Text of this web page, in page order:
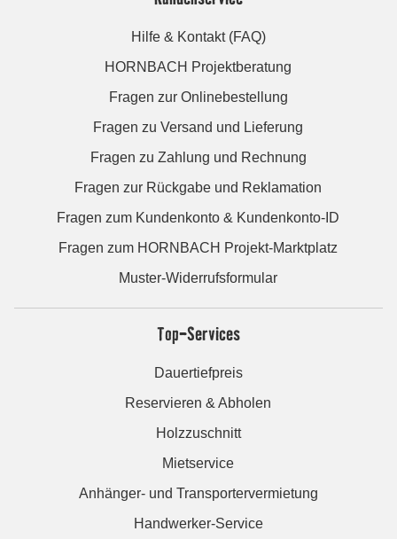
Hilfe & Kontakt (FAQ)
HORNBACH Projektberatung
Fragen zur Onlinebestellung
Fragen zu Versand und Lieferung
Fragen zu Zahlung und Rechnung
Fragen zur Rückgabe und Reklamation
Fragen zum Kundenkonto & Kundenkonto-ID
Fragen zum HORNBACH Projekt-Marktplatz
Muster-Widerrufsformular
Top-Services
Dauertiefpreis
Reservieren & Abholen
Holzzuschnitt
Mietservice
Anhänger- und Transportervermietung
Handwerker-Service